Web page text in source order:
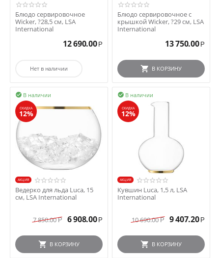
Блюдо сервировочное
Wicker, ?28,5 см, LSA
International
12 690.00 Р
Нет в наличии
Блюдо сервировочное с
крышкой Wicker, ?29 см, LSA
International
13 750.00 Р
В КОРЗИНУ
В наличии

СКИДКА
12%
AКЦИЯ
Ведерко для льда Luca, 15
см, LSA International
7 850.00 Р 6 908.00 Р
В КОРЗИНУ
В наличии

СКИДКА
12%
AКЦИЯ
Кувшин Luca, 1,5 л, LSA
International
10 690.00 Р 9 407.20 Р
В КОРЗИНУ